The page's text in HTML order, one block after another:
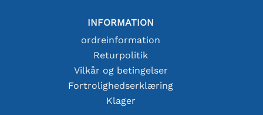
INFORMATION
ordreinformation
Returpolitik
Vilkår og betingelser
Fortrolighedserklæring
Klager